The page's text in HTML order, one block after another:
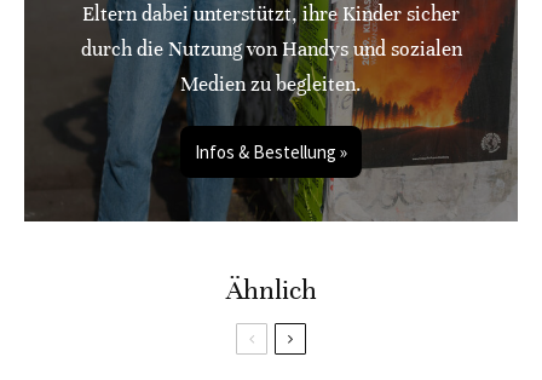
Eltern dabei unterstützt, ihre Kinder sicher
durch die Nutzung von Handys und sozialen
Medien zu begleiten.
Infos & Bestellung »
Ähnlich